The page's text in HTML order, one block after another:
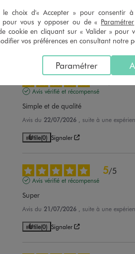
Parfait
Avis du22/07/2026 , suite à une
Avis vérifié et récompensé
Simple et de qualité
Avis du 22/07/2026 , suite à une
Utile(0) Signaler
5/5
Avis vérifié et récompensé
Super
Avis du 21/07/2026 , suite à une
Utile(0) Signaler
le choix d'« Accepter » pour consentir
pour vous y opposer ou de « Paramétrer
cookie en cliquant sur « Valider » pour
vos préférences en consultant notre
Paramétrer